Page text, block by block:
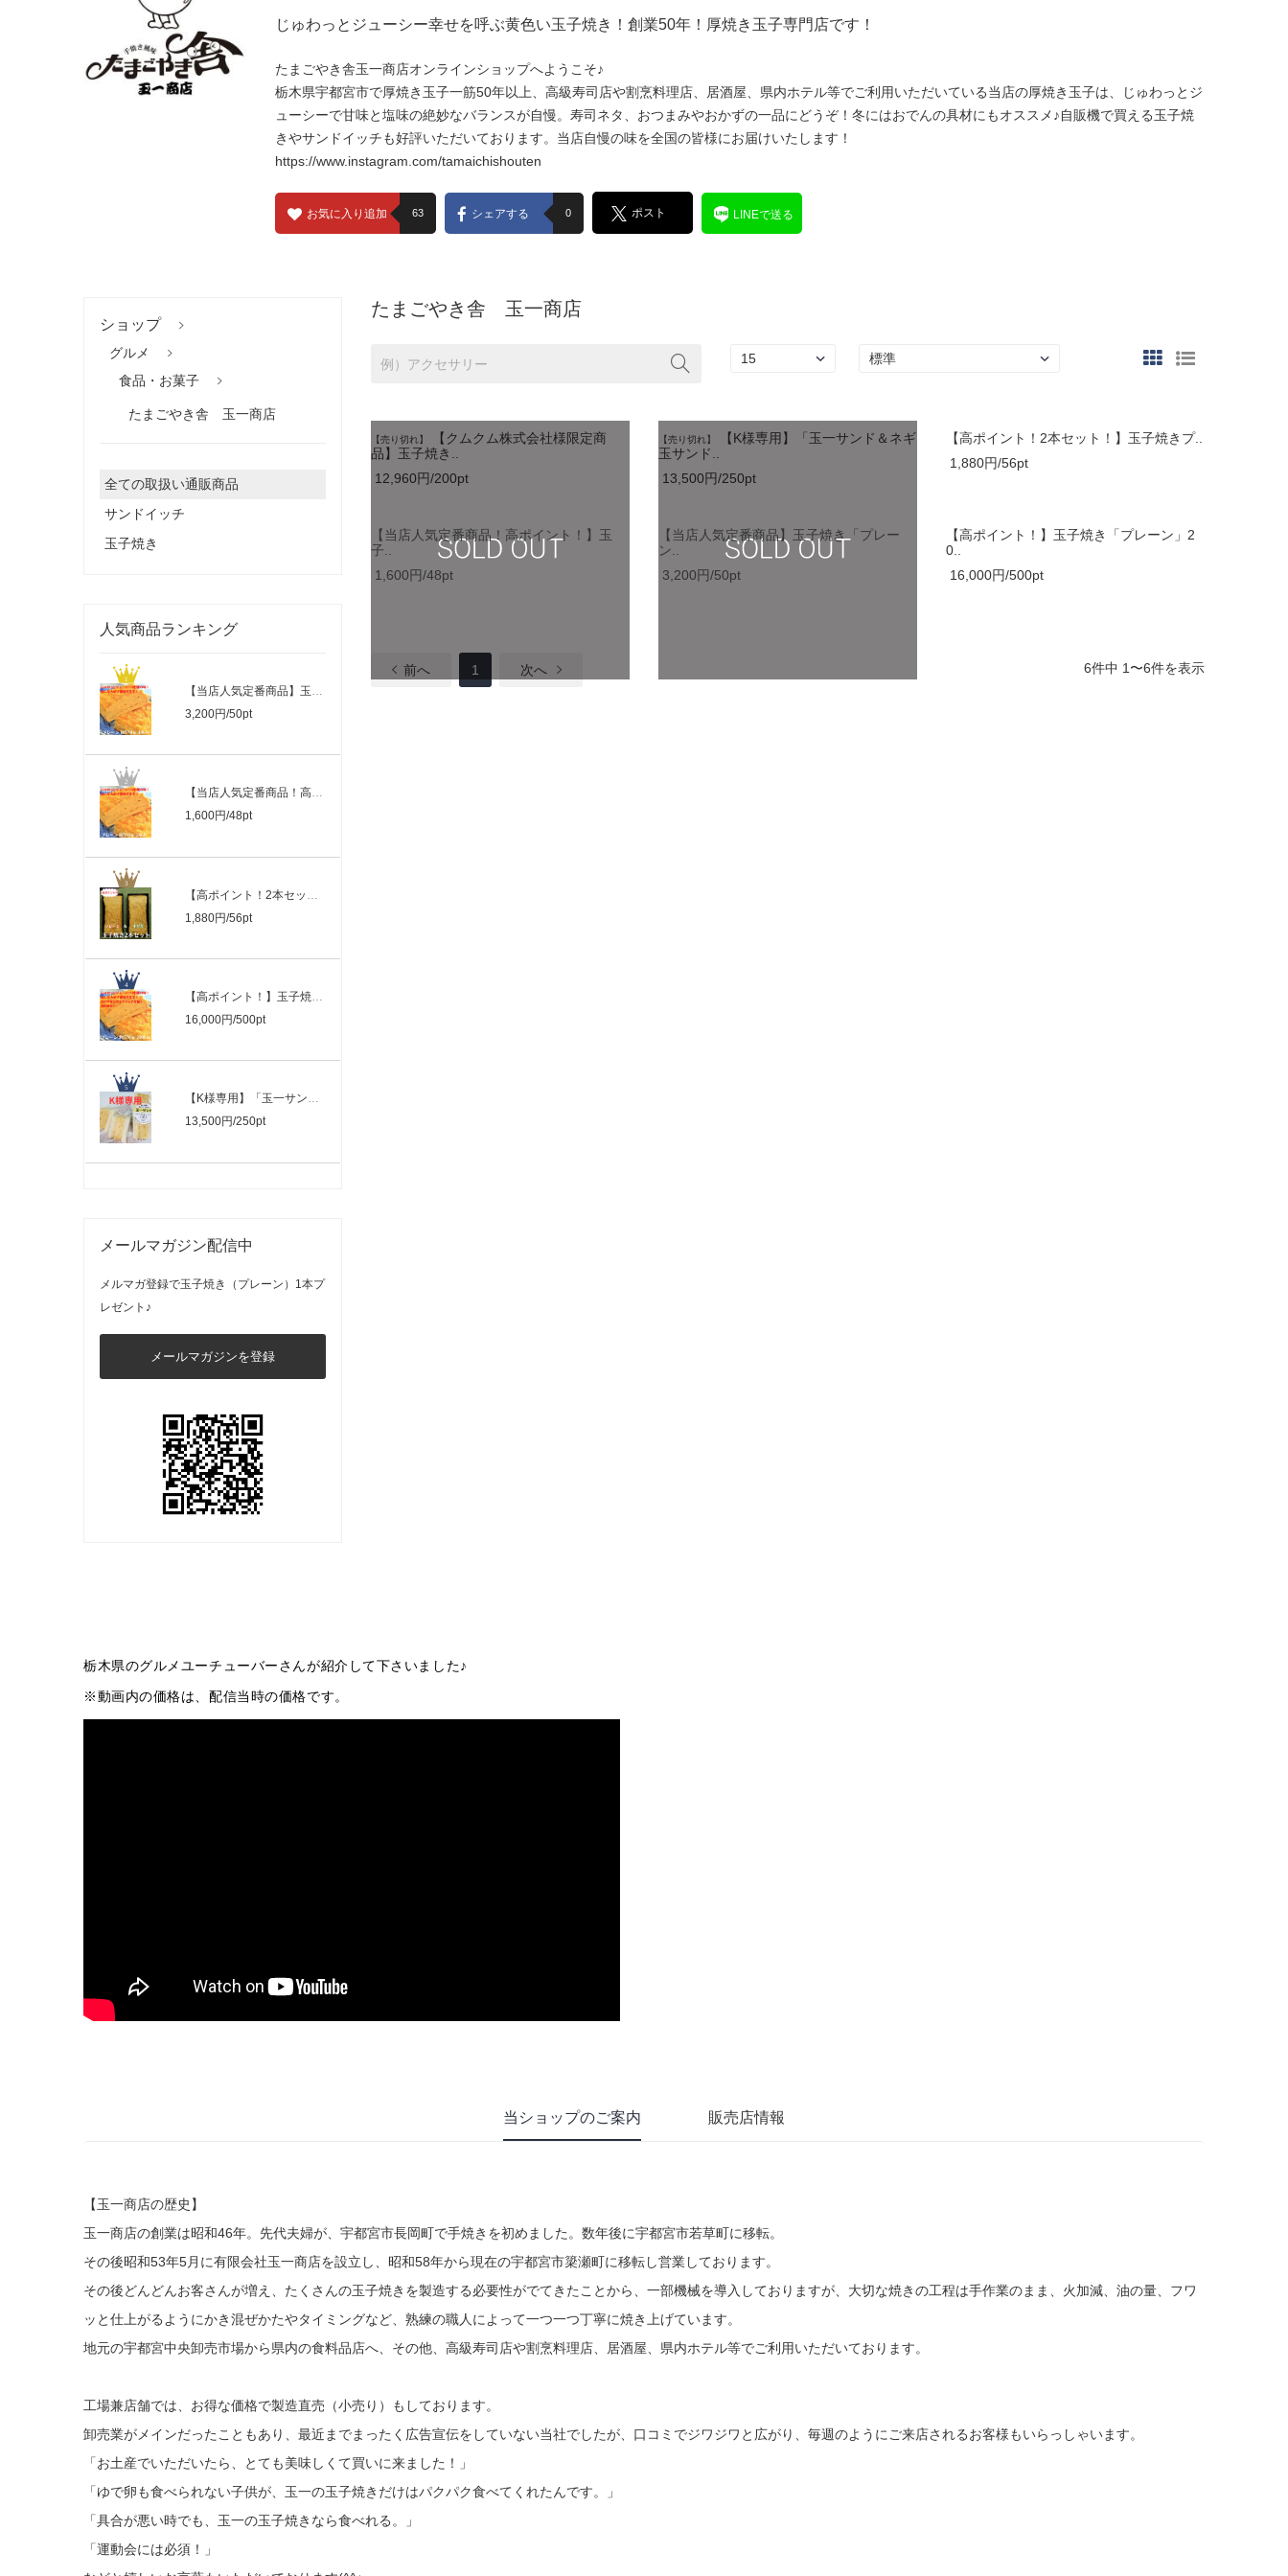
じゅわっとジューシー幸せを呼ぶ黄色い玉子焼き！創業50年！厚焼き玉子専門店です！
たまごやき舎玉一商店オンラインショップへようこそ♪
栃木県宇都宮市で厚焼き玉子一筋50年以上、高級寿司店や割烹料理店、居酒屋、県内ホテル等でご利用いただいている当店の厚焼き玉子は、じゅわっとジ
ューシーで甘味と塩味の絶妙なバランスが自慢。寿司ネタ、おつまみやおかずの一品にどうぞ！冬にはおでんの具材にもオススメ♪自販機で買える玉子焼
きやサンドイッチも好評いただいております。当店自慢の味を全国の皆様にお届けいたします！
https://www.instagram.com/tamaichishouten
お気に入り追加 63 シェアする 0 ポスト LINEで送る
ショップ
グルメ
食品・お菓子
たまごやき舎 玉一商店
全ての取扱い通販商品
サンドイッチ
玉子焼き
人気商品ランキング
【当店人気定番商品】玉子焼き「プレーン..
3,200円/50pt
【当店人気定番商品！高ポイント！】玉子..
1,600円/48pt
1,880円/56pt
【高ポイント！】玉子焼き「プレーン」20..
16,000円/500pt
【K様専用】「玉一サンド＆ネギ玉サンド..
13,500円/250pt
メールマガジン配信中
メルマガ登録で玉子焼き（プレーン）1本プ
レゼント♪
メールマガジンを登録
たまごやき舎 玉一商店
【売り切れ】
【クムクム株式会社様限定商
品】玉子焼き..
12,960円/200pt
【売り切れ】
【K様専用】「玉一サンド＆ネギ
玉サンド..
13,500円/250pt
【高ポイント！2本セット！】玉子焼きプ..
1,880円/56pt
【当店人気定番商品！高ポイント！】玉
子..
1,600円/48pt
【当店人気定番商品】玉子焼き「プレー
ン..
3,200円/50pt
【高ポイント！】玉子焼き「プレーン」2
0..
16,000円/500pt
前へ 1 次へ 6件中 1〜6件を表示
当ショップのご案内 販売店情報
【玉一商店の歴史】
玉一商店の創業は昭和46年。先代夫婦が、宇都宮市長岡町で手焼きを初めました。数年後に宇都宮市若草町に移転。
その後昭和53年5月に有限会社玉一商店を設立し、昭和58年から現在の宇都宮市簗瀬町に移転し営業しております。
その後どんどんお客さんが増え、たくさんの玉子焼きを製造する必要性がでてきたことから、一部機械を導入しておりますが、大切な焼きの工程は手作業のまま、火加減、油の量、フワ
ッと仕上がるようにかき混ぜかたやタイミングなど、熟練の職人によって一つ一つ丁寧に焼き上げています。
地元の宇都宮中央卸売市場から県内の食料品店へ、その他、高級寿司店や割烹料理店、居酒屋、県内ホテル等でご利用いただいております。
工場兼店舗では、お得な価格で製造直売（小売り）もしております。
卸売業がメインだったこともあり、最近までまったく広告宣伝をしていない当社でしたが、口コミでジワジワと広がり、毎週のようにご来店されるお客様もいらっしゃいます。
「お土産でいただいたら、とても美味しくて買いに来ました！」
「ゆで卵も食べられない子供が、玉一の玉子焼きだけはパクパク食べてくれたんです。」
「具合が悪い時でも、玉一の玉子焼きなら食べれる。」
「運動会には必須！」